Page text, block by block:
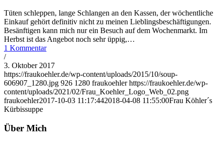
Tüten schleppen, lange Schlangen an den Kassen, der wöchentliche
Einkauf gehört definitiv nicht zu meinen Lieblingsbeschäftigungen.
Besänftigen kann mich nur ein Besuch auf dem Wochenmarkt. Im
Herbst ist das Angebot noch sehr üppig,…
1 Kommentar
/
3. Oktober 2017
https://fraukoehler.de/wp-content/uploads/2015/10/soup-
606907_1280.jpg 926 1280 fraukoehler https://fraukoehler.de/wp-
content/uploads/2021/02/Frau_Koehler_Logo_Web_02.png
fraukoehler2017-10-03 11:17:442018-04-08 11:55:00Frau Köhler´s
Kürbissuppe
Über Mich